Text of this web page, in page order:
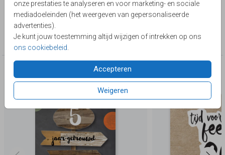
onze prestaties te analyseren en voor marketing- en sociale
mediadoeleinden (het weergeven van gepersonaliseerde
advertenties).
Je kunt jouw toestemming altijd wijzigen of intrekken op ons
ons cookiebeleid
Accepteren
Weigeren
Lievez
Collectie
5 jaar getrouwd
Deze producten zijn wellicht ook iets voor je